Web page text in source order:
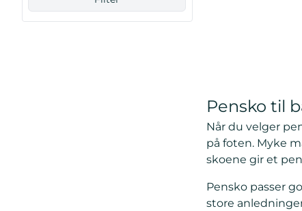
Pensko til
Når du velger
på foten. Myke
skoene gir et
Pensko passer
store